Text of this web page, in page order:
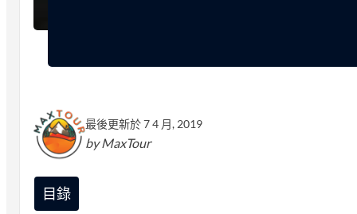
最後更新於 7 4 月, 2019
by MaxTour
目錄